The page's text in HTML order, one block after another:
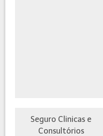
Seguro Clinicas e
Consultórios